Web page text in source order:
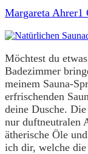
Margareta Ahrer1
Möchtest du
Badezimmer
meinem Sauna-
erfrischenden
deine Dusche.
nur duftneutralen
ätherische Öle
ich dir, welche